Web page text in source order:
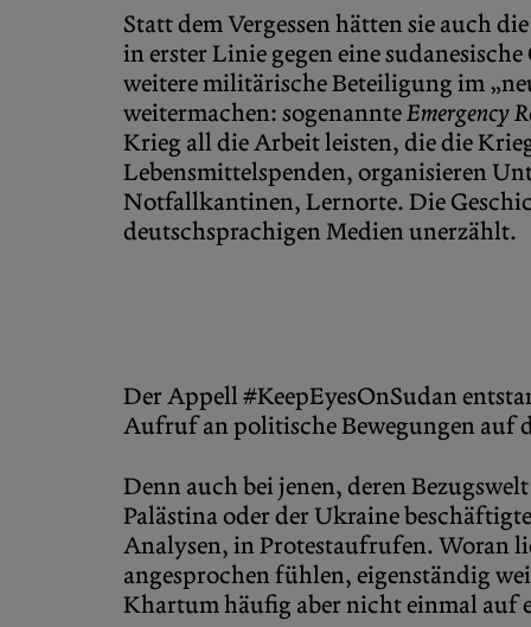
Statt dem Vergessen hätten sie auch
in erster Linie gegen eine
weitere militärische Beteiligung im
weitermachen: sogenannteEmergency
Krieg all die Arbeit leisten, die die
Lebensmittelspenden, organisieren
Notfallkantinen, Lernorte. Die
deutschsprachigen Medien unerzählt.
Der Appell #KeepEyesOnSudan
Aufruf an politische Bewegungen auf
Denn auch bei jenen, deren
Palästina oder der Ukraine
Analysen, in Protestaufrufen. Woran
angesprochen fühlen, eigenständig
Khartum häufig aber nicht einmal auf